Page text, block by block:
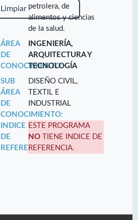
Limpiar petrolera, de
alimentos y ciencias
de la salud.
ÁREA
DE
CONOCIMIENTO:
INGENIERÍA,
ARQUITECTURA Y
TECNOLOGÍA
SUB
ÁREA
DE
CONOCIMIENTO:
DISEÑO CIVIL,
TEXTIL E
INDUSTRIAL
INDICE
DE
REFERENCIA:
ESTE PROGRAMA
NO TIENE INDICE DE
REFERENCIA.